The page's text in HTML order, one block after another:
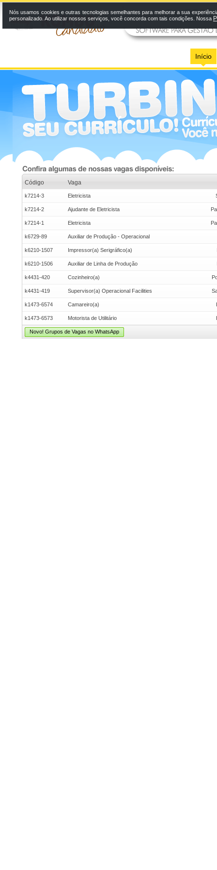
Início
Código Vaga
k7214-3 Eletricista
k7214-2 Ajudante de Eletricista
k7214-1 Eletricista
k6729-89 Auxiliar de Produção - Operacional
k6210-1507 Impressor(a) Serigráfico(a)
k6210-1506 Auxiliar de Linha de Produção
k4431-420 Cozinheiro(a)
k4431-419 Supervisor(a) Operacional Facilities
k1473-6574 Camareiro(a)
k1473-6573 Motorista de Utilitário
Novo! Grupos de Vagas no WhatsApp
Nós usamos cookies e outras tecnologias semelhantes para melhorar a sua
personalizado. Ao utilizar nossos serviços, você concorda com tais condições. Nossa